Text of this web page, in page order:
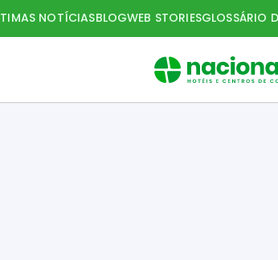
NOTÍCIASBLOGWEB STORIESGLOSSÁRIO